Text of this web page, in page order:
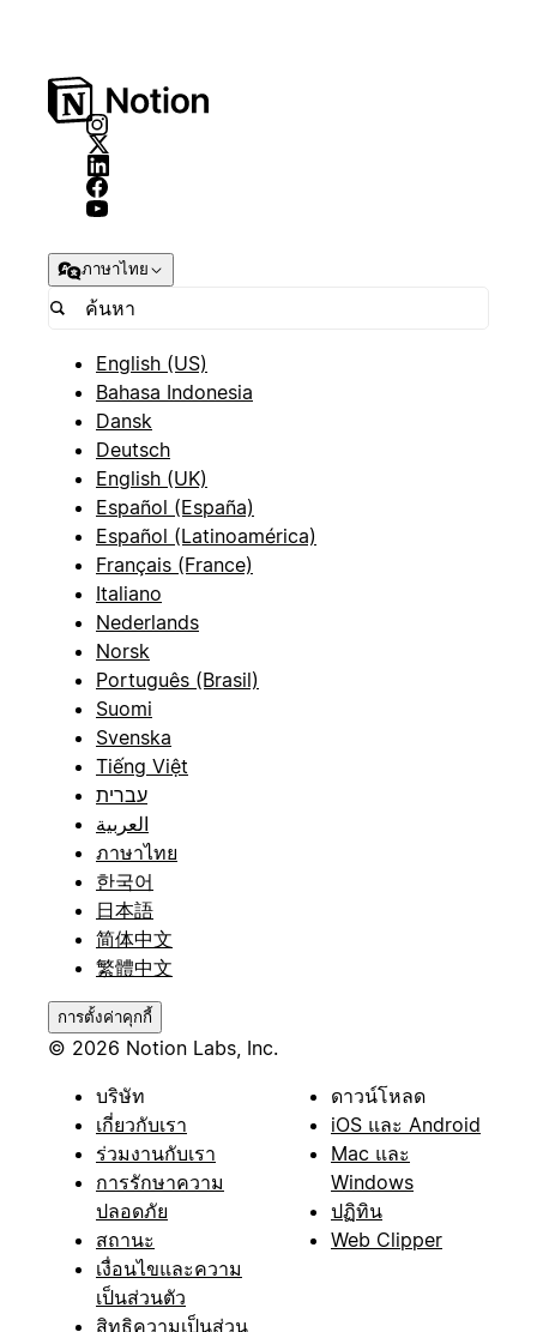
ภาษาไทย
English (US)
Bahasa Indonesia
Dansk
Deutsch
English (UK)
Español (España)
Español (Latinoamérica)
Français (France)
Italiano
Nederlands
Norsk
Português (Brasil)
Suomi
Svenska
Tiếng Việt
עברית
العربية
ภาษาไทย
한국어
日本語
简体中文
繁體中文
การตั้งค่าคุกกี้
© 2026 Notion Labs, Inc.
บริษัท
เกี่ยวกับเรา
ร่วมงานกับเรา
การรักษาความ
ปลอดภัย
สถานะ
เงื่อนไขและความ
เป็นส่วนตัว
สิทธิความเป็นส่วน
ดาวน์โหลด
iOS และ Android
Mac และ
Windows
ปฏิทิน
Web Clipper